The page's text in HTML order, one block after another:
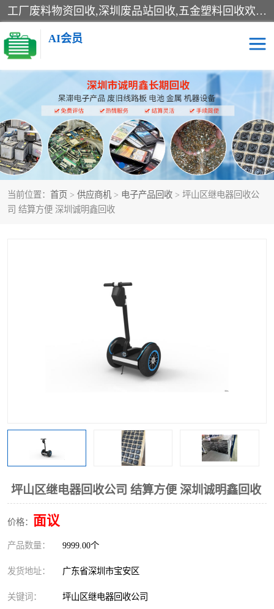
工厂废料物资回收,深圳废品站回收,五金塑料回收欢迎有金属、塑料、电子、电线、废旧设备、废铜、锡渣、线路板、镀银废料、废IC、电子零件、电子脚，等其他废旧物资的单位及个人联系洽谈。对提供息者我们可以提供优厚的业务提成（佣金）。
AI会员
当前位置： 首页 > 供应商机 > 电子产品回收 > 坪山区继电器回收公
司 结算方便 深圳诚明鑫回收
坪山区继电器回收公司 结算方便 深圳诚明鑫回收
价格： 面议
产品数量： 9999.00个
发货地址： 广东省深圳市宝安区
关键词： 坪山区继电器回收公司
线路板回收 电子回收
电子产品回收 电池回收
金属回收 机器设备回收